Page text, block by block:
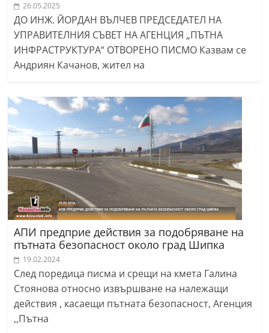
26.05.2025
ДО ИНЖ. ЙОРДАН ВЪЛЧЕВ ПРЕДСЕДАТЕЛ НА
УПРАВИТЕЛНИЯ СЪВЕТ НА АГЕНЦИЯ „ПЪТНА
ИНФРАСТРУКТУРА“ ОТВОРЕНО ПИСМО Казвам се
Андриян Качанов, жител на
АПИ предприе действия за подобряване на
пътната безопасност около град Шипка
19.02.2024
След поредица писма и срещи на кмета Галина
Стоянова относно извършване на належащи
действия , касаещи пътната безопасност, Агенция
,,Пътна